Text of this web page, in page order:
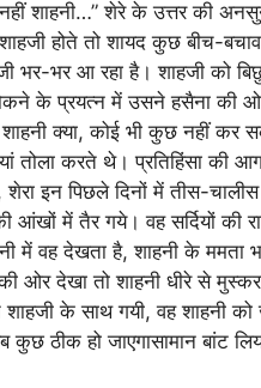
शाहनी…” शेरे के उत्तर की
होते तो शायद कुछ बीच-
भर-भर आ रहा है। शाहजी को
के प्रयत्न में उसने हसैना की
क्या, कोई भी कुछ नहीं कर
तोला करते थे। प्रतिहिंसा की
इन पिछले दिनों में तीस-
आंखों में तैर गये। वह सर्दियों की
में वह देखता है, शाहनी के ममता
ओर देखा तो शाहनी धीरे से
शाहजी के साथ गयी, वह शाहनी
ठीक हो जाएगासामान बांट